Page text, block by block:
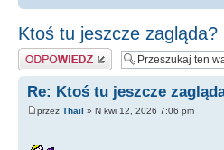
Ktoś tu jeszcze zagląda?
Odpowiedz
Re: Ktoś tu jeszcze
przez Thail » N kwi 12, 2026 7:06 pm